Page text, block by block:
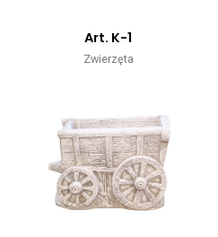
Art. K-1
Zwierzęta